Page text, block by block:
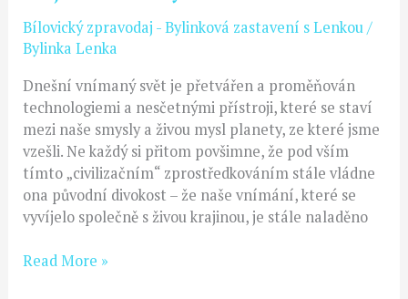
Bílovický zpravodaj - Bylinková zastavení s Lenkou/
Bylinka Lenka
Dnešní vnímaný svět je přetvářen a proměňován
technologiemi a nesčetnými přístroji, které se staví
mezi naše smysly a živou mysl planety, ze které jsme
vzešli. Ne každý si přitom povšimne, že pod vším
tímto „civilizačním“ zprostředkováním stále vládne
ona původní divokost – že naše vnímání, které se
vyvíjelo společně s živou krajinou, je stále naladěno
Read More »